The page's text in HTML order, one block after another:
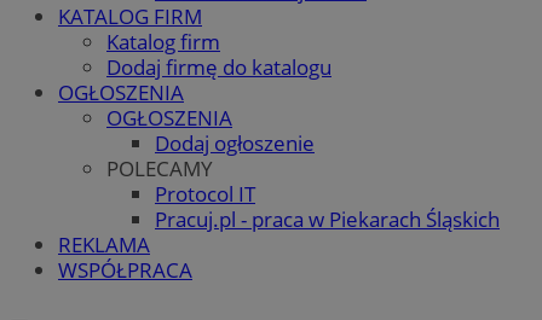
KATALOG FIRM
Katalog firm
Dodaj firmę do katalogu
OGŁOSZENIA
OGŁOSZENIA
Dodaj ogłoszenie
POLECAMY
Protocol IT
Pracuj.pl - praca w Piekarach Śląskich
REKLAMA
WSPÓŁPRACA